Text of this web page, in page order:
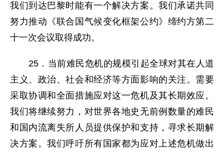
我们到达巴黎时能有一个解决方案。我们承诺共同
努力推动《联合国气候变化框架公约》缔约方第二
十一次会议取得成功。
25．当前难民危机的规模引起全球对其在人道
主义、政治、社会和经济等方面影响的关注。需要
采取协调和全面措施应对这一危机及其长期效应。
我们将继续努力，对世界各地史无前例数量的难民
和国内流离失所人员提供保护和支持，寻求长期解
决方案。我们呼吁所有国家都为应对上述危机做出